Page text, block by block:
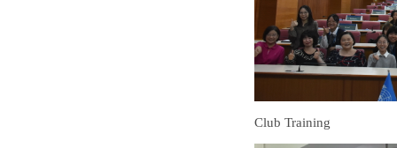
Club Training